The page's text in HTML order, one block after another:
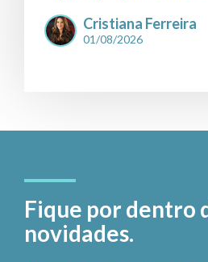
Cristiana Ferreira
01/08/2026
Fique por dentro
novidades.